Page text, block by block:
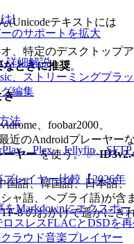
!
のサポートを拡大
詳細解説
、ストリーミングプラ
編集
法
、Plex、Jellyfin、
レイヤー比較【2026年
をMarkdownにエクスポー
ロスレスFLACとDSDを
ラウド音楽プレイヤー
(Unicodeテキストには
、特定のデスクトップア
なときに推奨。
き
、foobar2000、
近のAndroidプレーヤー
ーヤーを使う。 ✅
国語、韓国語、日本語、
ャ語、ヘブライ語)が含
8 のおかげで遥かにき